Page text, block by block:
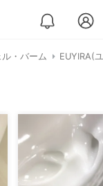
・バーム EUYIRA(